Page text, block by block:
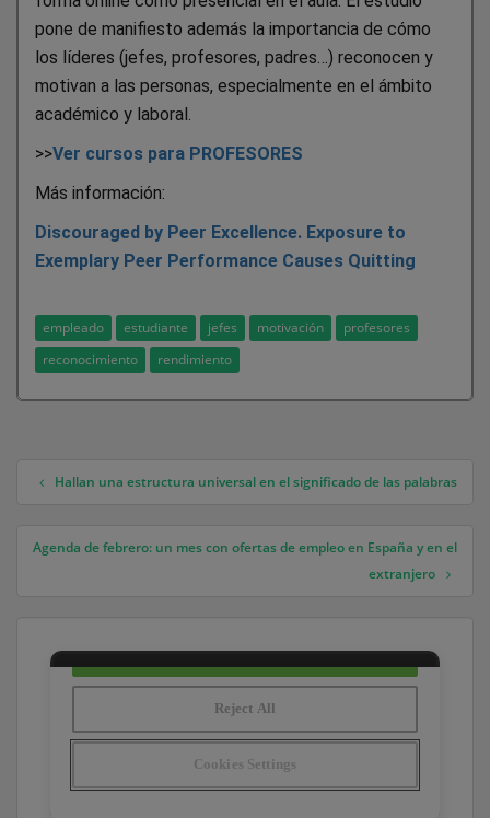
pone de manifiesto además la importancia de cómo
los líderes (jefes, profesores, padres…) reconocen y
motivan a las personas, especialmente en el ámbito
académico y laboral.
>>Ver cursos para PROFESORES
Más información:
Discouraged by Peer Excellence. Exposure to
Exemplary Peer Performance Causes Quitting
empleado estudiante jefes motivación
profesores
reconocimiento
rendimiento
Navegación de entradas
Hallan una estructura universal en el significado de las palabras
Agenda de febrero: un mes con ofertas de empleo en España y en el
extranjero